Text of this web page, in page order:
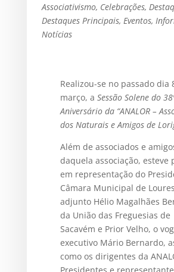
Associativismo, Celebrações,
Destaques Principais, Eventos,
Notícias
Realizou-se no passado dia
março, a Sessão Solene do
Aniversário da “ANALOR –
dos Naturais e Amigos de
Além de associados e
daquela associação, esteve
em representação do
Câmara Municipal de
adjunto Hélio Magalhães
da União das Freguesias de
Sacavém e Prior Velho, o
executivo Mário Bernardo,
como os dirigentes da
Presidentes e